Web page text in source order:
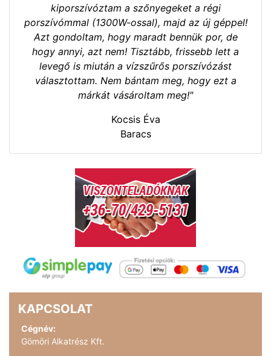
kiporszívóztam a szőnyegeket a régi
porszívómmal (1300W-ossal), majd az új géppel!
Azt gondoltam, hogy maradt bennük por, de
hogy annyi, azt nem! Tisztább, frissebb lett a
levegő is miután a vízszűrős porszívózást
választottam. Nem bántam meg, hogy ezt a
márkát vásároltam meg!"
Kocsis Éva
Baracs
KAPCSOLAT
Cégnév:
Gömöri Alkatrész Kft.